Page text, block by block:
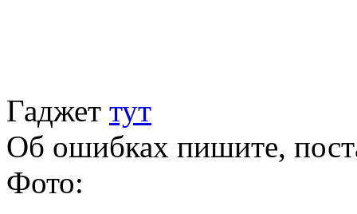
Гаджет тут
Об ошибках пишите,
Фото: